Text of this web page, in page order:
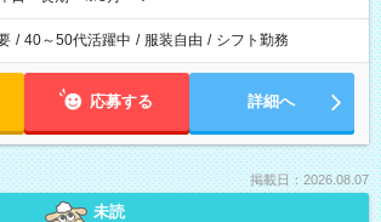
/ 40～50代活躍中 / 服装自由 / シフト勤務
応募する 詳細へ
掲載日：2026.08.07
未読